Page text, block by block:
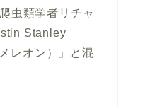
虫類学者リチャ
Stanley
レオン）」と混